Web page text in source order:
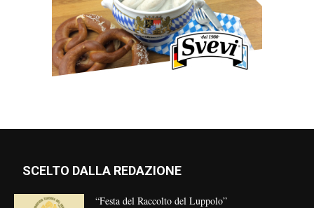
SCELTO DALLA REDAZIONE
“Festa del Raccolto del Luppolo”